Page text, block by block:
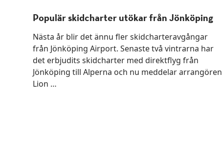
Populär skidcharter utökar från Jönköping
Nästa år blir det ännu fler skidcharteravgångar
från Jönköping Airport. Senaste två vintrarna har
det erbjudits skidcharter med direktflyg från
Jönköping till Alperna och nu meddelar arrangören
Lion …